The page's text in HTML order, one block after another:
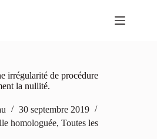
irrégularité de procédure
la nullité.
30 septembre 2019
homologuée, Toutes les